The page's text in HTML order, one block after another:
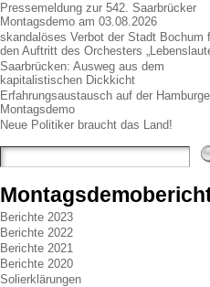
Pressemeldung zur 542. Saarbrücker
Montagsdemo am 03.08.2026
skandalöses Verbot der Stadt Bochum
den Auftritt des Orchesters
Saarbrücken: Ausweg aus dem
kapitalistischen Dickkicht
Erfahrungsaustausch auf der
Montagsdemo
Neue Politiker braucht das Land!
Berichte 2023
Berichte 2022
Berichte 2021
Berichte 2020
Solierklärungen